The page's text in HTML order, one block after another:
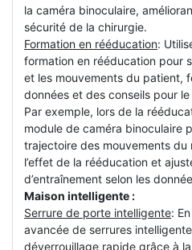
la caméra binoculaire,
sécurité de la chirurgie.
Formation en rééducation:
formation en rééducation pour
et les mouvements du patient,
données et des conseils pour
Par exemple, lors de la
module de caméra binoculaire
trajectoire des mouvements
l’effet de la rééducation et
d’entraînement selon les
Maison intelligente :
Serrure de porte intelligente:
avancée de serrures
déverrouillage rapide grâce à